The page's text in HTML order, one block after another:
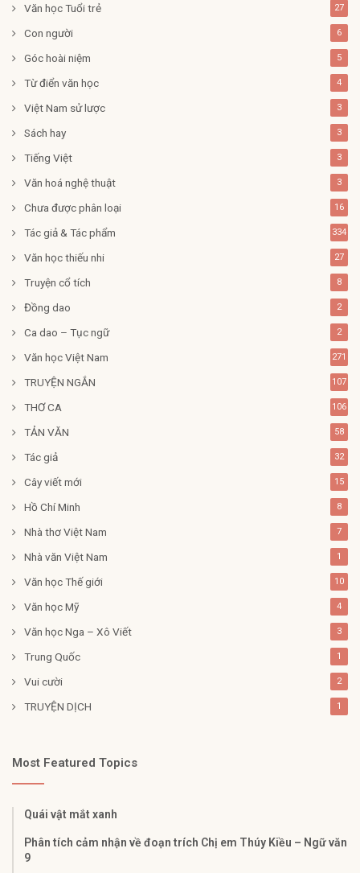
Văn học Tuổi trẻ 27
Con người 6
Góc hoài niệm 5
Từ điển văn học 4
Việt Nam sử lược 3
Sách hay 3
Tiếng Việt 3
Văn hoá nghệ thuật 3
Chưa được phân loại 16
Tác giả & Tác phẩm 334
Văn học thiếu nhi 27
Truyện cổ tích 8
Đồng dao 2
Ca dao – Tục ngữ 2
Văn học Việt Nam 271
TRUYỆN NGẮN 107
THƠ CA 106
TẢN VĂN 58
Tác giả 32
Cây viết mới 15
Hồ Chí Minh 8
Nhà thơ Việt Nam 7
Nhà văn Việt Nam 1
Văn học Thế giới 10
Văn học Mỹ 4
Văn học Nga – Xô Viết 3
Trung Quốc 1
Vui cười 2
TRUYỆN DỊCH 1
Most Featured Topics
Quái vật mắt xanh
Phân tích cảm nhận về đoạn trích Chị em Thúy Kiều – Ngữ văn
9